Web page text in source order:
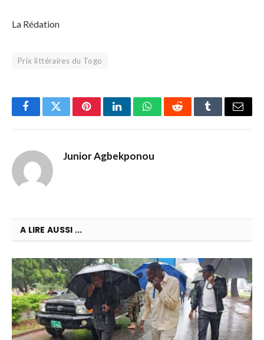
La Rédation
Prix littéraires du Togo
FacebookTwitterPinterestLinkedInWhatsAppRedditTumblrEmail
Junior Agbekponou
A LIRE AUSSI ...